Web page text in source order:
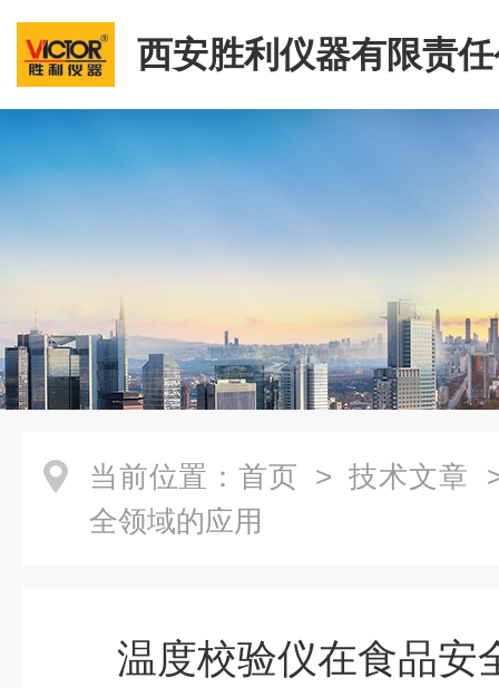
西安胜利仪器有限责
当前位置： 首页 > 技术文章
全领域的应用
温度校验仪在食品安